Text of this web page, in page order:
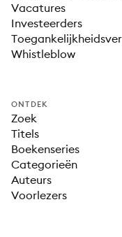
Vacatures
Investeerders
Whistleblow
ONTDEK
Zoek
Titels
Boekenseries
Categorieën
Auteurs
Voorlezers